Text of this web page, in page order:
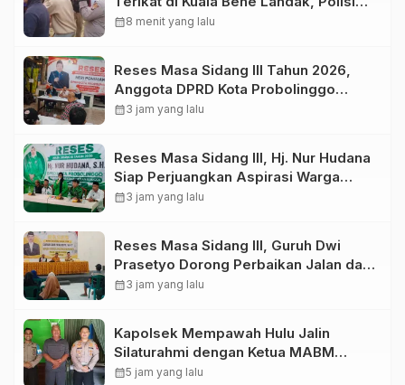
Selidiki Kasusnya
calendar_month8 menit yang lalu
Reses Masa Sidang III Tahun 2026,
Anggota DPRD Kota Probolinggo
Fraksi Partai Gerindra Heri Poniman
calendar_month3 jam yang lalu
Reses Masa Sidang III, Hj. Nur Hudana
Siap Perjuangkan Aspirasi Warga
Kedopok di APBD
calendar_month3 jam yang lalu
Reses Masa Sidang III, Guruh Dwi
Prasetyo Dorong Perbaikan Jalan dan
Plengsengan di Kedopok
calendar_month3 jam yang lalu
Kapolsek Mempawah Hulu Jalin
Silaturahmi dengan Ketua MABM
Kecamatan Mempawah Hulu
calendar_month5 jam yang lalu